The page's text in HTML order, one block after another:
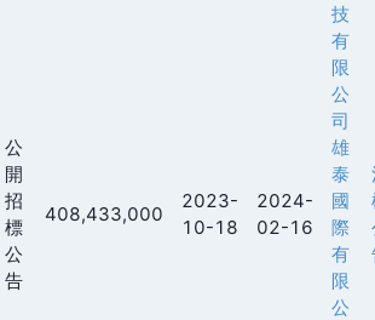
公
開
招
標
公
告
408,433,000
2023-
10-18
2024-
02-16
技
有
限
公
司
雄
泰
國
際
有
限
公